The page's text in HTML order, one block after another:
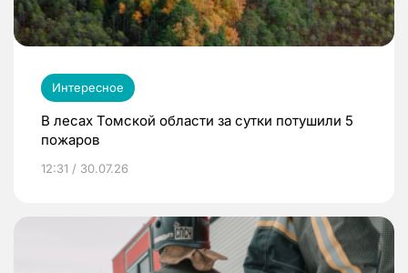
Интересное
В лесах Томской области за сутки потушили 5
пожаров
12:31 / 30.07.26